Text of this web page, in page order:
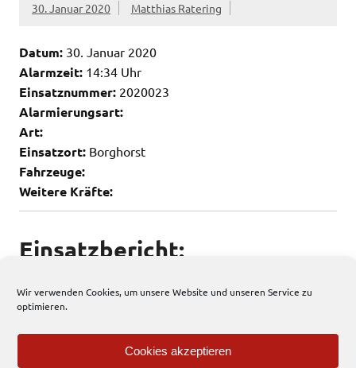
Wir verwenden Cookies, um unsere Website und unseren Service zu
optimieren.
Cookies akzeptieren
30. Januar 2020 Matthias Ratering
Datum: 30. Januar 2020
Alarmzeit: 14:34 Uhr
Einsatznummer: 2020023
Alarmierungsart:
Art:
Einsatzort: Borghorst
Fahrzeuge:
Weitere Kräfte:
Einsatzbericht:
Allgemein